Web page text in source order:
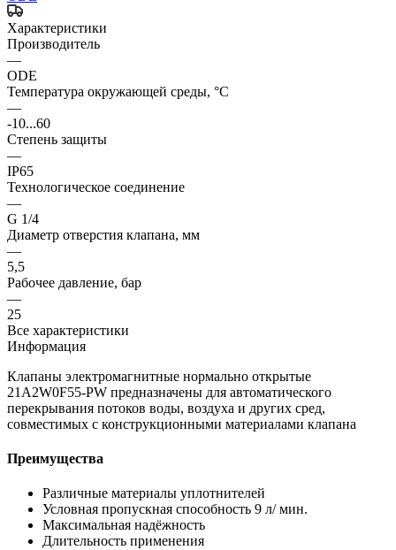
Характеристики
Производитель
—
ODE
Температура окружающей среды, °С
—
-10...60
Степень защиты
—
IP65
Технологическое соединение
—
G 1/4
Диаметр отверстия клапана, мм
—
5,5
Рабочее давление, бар
—
25
Все характеристики
Информация
Клапаны электромагнитные нормально открытые
21A2W0F55-PW предназначены для автоматического
перекрывания потоков воды, воздуха и других сред,
совместимых с конструкционными материалами клапана
Преимущества
Различные материалы уплотнителей
Условная пропускная способность 9 л/ мин.
Максимальная надёжность
Длительность применения